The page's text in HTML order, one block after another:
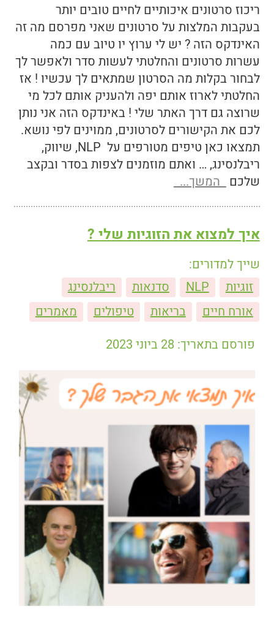
ריכוז סרטונים איכותיים לחיים טובים יותר
בעקבות המלצות על סרטונים שאני מפרסם מה זה
האינדקס הזה ? יש לי ערוץ יו טיוב עם כמה
עשרות סרטונים והחלטתי לעשות סדר ולאפשר לך
לבחור בקלות מה הסרטון שמתאים לך עכשיו ! אז
החלטתי לארוז אותם יפה ולהעניק אותם לכל מי
שרוצה גם דרך האתר שלי ! באינדקס הזה אני נותן
לכם את הקישורים לסרטונים, ממוינים לפי נושא.
תמצאו כאן טיפים מטורפים על NLP, שיווק,
ריבלנסינג, … ואתם מוזמנים לצפות בסדר ובקצב
שלכם המשך...
איך למצוא את הזוגיות שלי ?
שייך למדורים:
זוגיות
NLP סדנאות
ריבלנסינג
אורח חיים
בריאות טיפולים
מאמרים
פורסם בתאריך: 28 ביוני 2023